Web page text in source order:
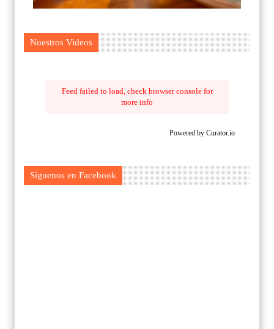
Nuestros Videos
Feed failed to load, check browser console for
more info
Powered by Curator.io
Síguenos en Facebook